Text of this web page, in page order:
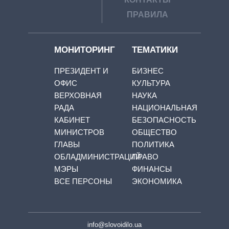
ПРАВИЛА
МОНИТОРИНГ
ПРЕЗИДЕНТ И
ОФИС
ВЕРХОВНАЯ
РАДА
КАБИНЕТ
МИНИСТРОВ
ГЛАВЫ
ОБЛАДМИНИСТРАЦИЙ
МЭРЫ
ВСЕ ПЕРСОНЫ
ТЕМАТИКИ
БИЗНЕС
КУЛЬТУРА
НАУКА
НАЦИОНАЛЬНАЯ
БЕЗОПАСНОСТЬ
ОБЩЕСТВО
ПОЛИТИКА
ПРАВО
ФИНАНСЫ
ЭКОНОМИКА
info@slovoidilo.ua